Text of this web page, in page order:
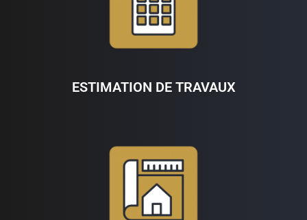
ESTIMATION DE TRAVAUX